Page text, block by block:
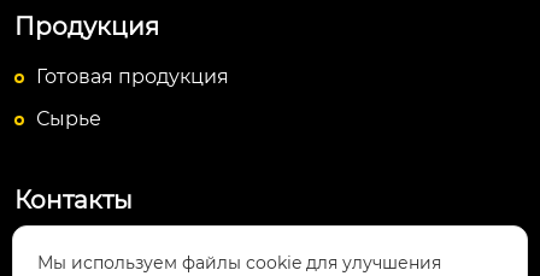
Продукция
Готовая продукция
Сырье
Контакты

Посёлок Байюньшань, уезд Чаншунь,
Мы используем файлы cookie для улучшения